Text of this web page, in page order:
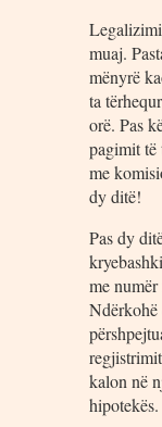
muaj.
mënyrë
ta
orë. Pas
pagimit të
me
dy ditë!
Pas dy
me
Ndërkohë
kalon në